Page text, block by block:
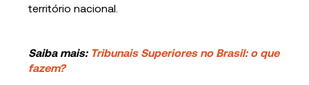
território nacional.
Saiba mais: Tribunais Superiores no Brasil: o que
fazem?